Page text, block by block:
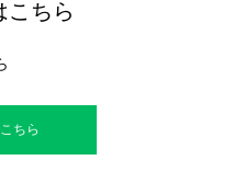
こちら
ちら